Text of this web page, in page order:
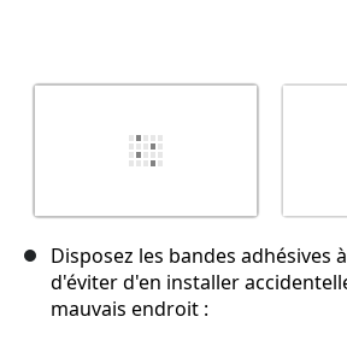
Disposez les bandes adhésives
d'éviter d'en installer
mauvais endroit :